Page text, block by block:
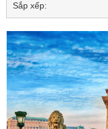
Sắp xếp: